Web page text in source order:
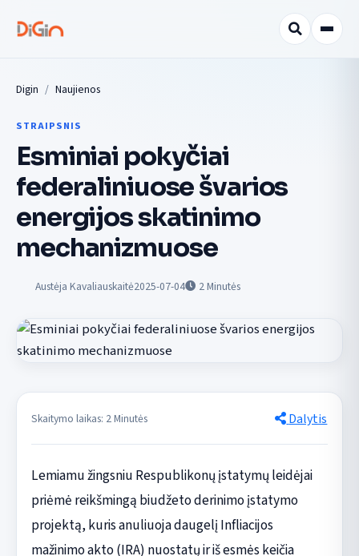
Digin Naujienos
STRAIPSNIS
Esminiai pokyčiai
federaliniuose švarios
energijos skatinimo
mechanizmuose
Austėja Kavaliauskaitė2025-07-04 2Minutės
Skaitymo laikas: 2 Minutės Dalytis
Lemiamu žingsniu Respublikonų įstatymų leidėjai
priėmė reikšmingą biudžeto derinimo įstatymo
projektą, kuris anuliuoja daugelį Infliacijos
mažinimo akto (IRA) nuostatų ir iš esmės keičia